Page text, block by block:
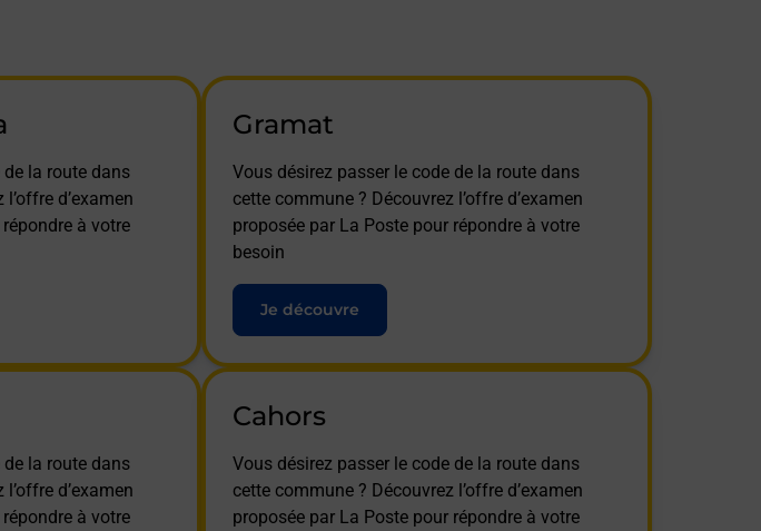
la route dans
d’examen
à votre
Gramat
Vous désirez passer le code de la route dans
cette commune ? Découvrez l’offre d’examen
proposée par La Poste pour répondre à votre
besoin
Je découvre
la route dans
d’examen
à votre
Cahors
Vous désirez passer le code de la route dans
cette commune ? Découvrez l’offre d’examen
proposée par La Poste pour répondre à votre